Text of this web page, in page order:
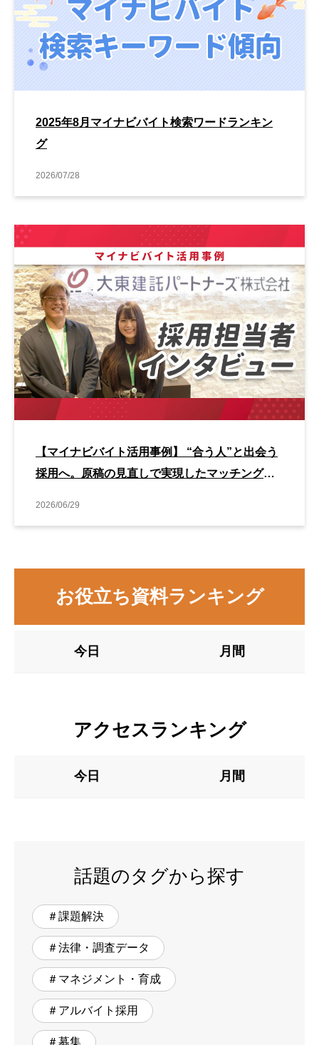
2025年8月マイナビバイト検索ワードランキン
グ
2026/07/28
【マイナビバイト活用事例】 “合う人”と出会う
採用へ。原稿の見直しで実現したマッチング改
2026/06/29
お役立ち資料ランキング
今日 月間
アクセスランキング
今日 月間
話題のタグから探す
＃課題解決
＃法律・調査データ
＃マネジメント・育成
＃アルバイト採用
＃募集